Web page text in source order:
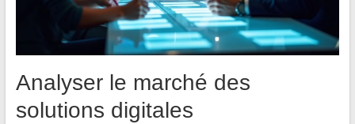
Analyser le marché des
solutions digitales